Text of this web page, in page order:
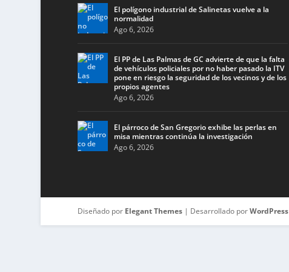
El polígono industrial de Salinetas vuelve a la
normalidad
Ago 6, 2026
El PP de Las Palmas de GC advierte de que la falta
de vehículos policiales por no haber pasado la ITV
pone en riesgo la seguridad de los vecinos y de los
propios agentes
Ago 6, 2026
El párroco de San Gregorio exhibe las perlas en
misa mientras continúa la investigación
Ago 6, 2026
Diseñado por Elegant Themes| Desarrollado porWordPress